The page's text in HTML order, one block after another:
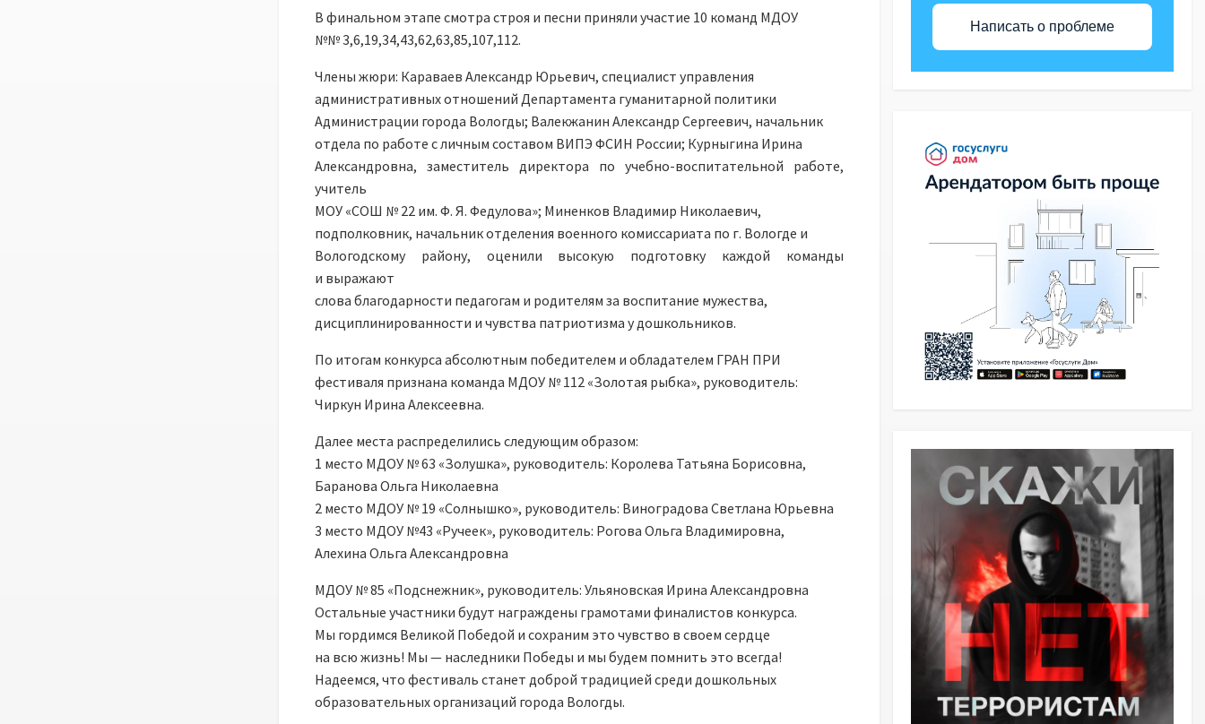
В финальном этапе смотра строя и песни приняли участие 10 команд МДОУ
№№ 3,6,19,34,43,62,63,85,107,112.
Члены жюри: Караваев Александр Юрьевич, специалист управления
административных отношений Департамента гуманитарной политики
Администрации города Вологды; Валекжанин Александр Сергеевич, начальник
отдела по работе с личным составом ВИПЭ ФСИН России; Курныгина Ирина
Александровна, заместитель директора по учебно-воспитательной работе,
учитель
МОУ «СОШ № 22 им. Ф. Я. Федулова»; Миненков Владимир Николаевич,
подполковник, начальник отделения военного комиссариата по г. Вологде и
Вологодскому району, оценили высокую подготовку каждой команды
и выражают
слова благодарности педагогам и родителям за воспитание мужества,
дисциплинированности и чувства патриотизма у дошкольников.
По итогам конкурса абсолютным победителем и обладателем ГРАН ПРИ
фестиваля признана команда МДОУ № 112 «Золотая рыбка», руководитель:
Чиркун Ирина Алексеевна.
Далее места распределились следующим образом:
1 место МДОУ № 63 «Золушка», руководитель: Королева Татьяна Борисовна,
Баранова Ольга Николаевна
2 место МДОУ № 19 «Солнышко», руководитель: Виноградова Светлана Юрьевна
3 место МДОУ №43 «Ручеек», руководитель: Рогова Ольга Владимировна,
Алехина Ольга Александровна
МДОУ № 85 «Подснежник», руководитель: Ульяновская Ирина Александровна
Остальные участники будут награждены грамотами финалистов конкурса.
Мы гордимся Великой Победой и сохраним это чувство в своем сердце
на всю жизнь! Мы — наследники Победы и мы будем помнить это всегда!
Надеемся, что фестиваль станет доброй традицией среди дошкольных
образовательных организаций города Вологды.
Написать о проблеме